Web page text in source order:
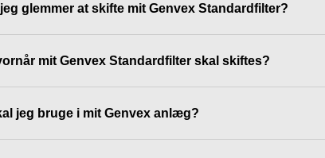
glemmer at skifte mit Genvex Standardfilter?
mit Genvex Standardfilter skal skiftes?
jeg bruge i mit Genvex anlæg?